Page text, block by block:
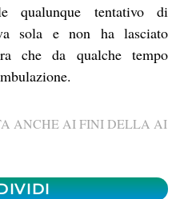
tentativo di
sola e non ha lasciato
che da qualche tempo
ANCHE AI FINI DELLA AI